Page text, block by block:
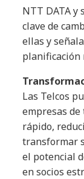
NTT DATA y
clave de
ellas y
planificación
Las Telcos
empresas de
rápido,
transformar
el potencial
en socios